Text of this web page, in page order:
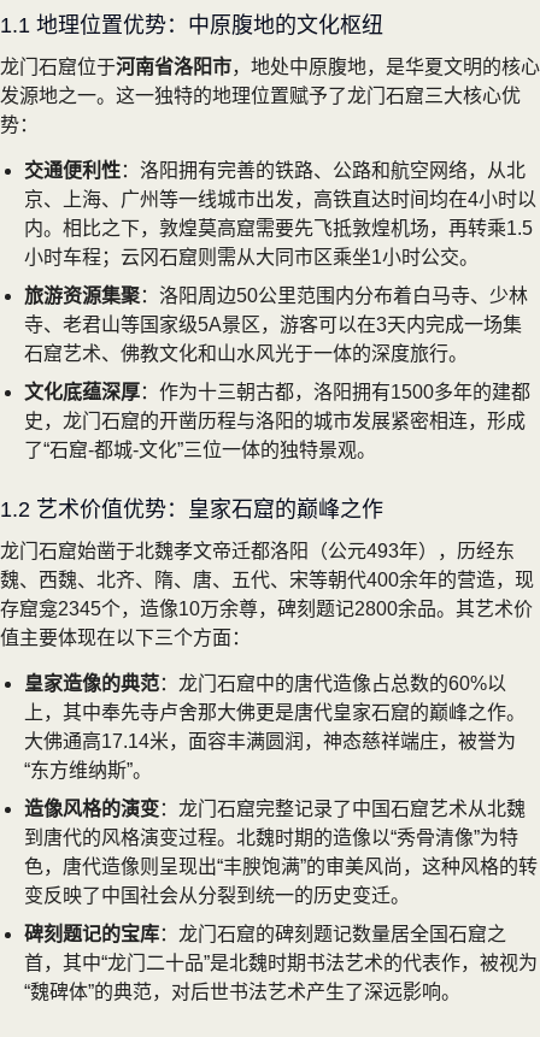
1.1 地理位置优势：中原腹地的文化枢纽
龙门石窟位于河南省洛阳市，地处中原腹地，是华夏文明的核心
发源地之一。这一独特的地理位置赋予了龙门石窟三大核心优
势：
交通便利性：洛阳拥有完善的铁路、公路和航空网络，从北
京、上海、广州等一线城市出发，高铁直达时间均在4小时以
内。相比之下，敦煌莫高窟需要先飞抵敦煌机场，再转乘1.5
小时车程；云冈石窟则需从大同市区乘坐1小时公交。
旅游资源集聚：洛阳周边50公里范围内分布着白马寺、少林
寺、老君山等国家级5A景区，游客可以在3天内完成一场集
石窟艺术、佛教文化和山水风光于一体的深度旅行。
文化底蕴深厚：作为十三朝古都，洛阳拥有1500多年的建都
史，龙门石窟的开凿历程与洛阳的城市发展紧密相连，形成
了“石窟-都城-文化”三位一体的独特景观。
1.2 艺术价值优势：皇家石窟的巅峰之作
龙门石窟始凿于北魏孝文帝迁都洛阳（公元493年），历经东
魏、西魏、北齐、隋、唐、五代、宋等朝代400余年的营造，现
存窟龛2345个，造像10万余尊，碑刻题记2800余品。其艺术价
值主要体现在以下三个方面：
皇家造像的典范：龙门石窟中的唐代造像占总数的60%以
上，其中奉先寺卢舍那大佛更是唐代皇家石窟的巅峰之作。
大佛通高17.14米，面容丰满圆润，神态慈祥端庄，被誉为
“东方维纳斯”。
造像风格的演变：龙门石窟完整记录了中国石窟艺术从北魏
到唐代的风格演变过程。北魏时期的造像以“秀骨清像”为特
色，唐代造像则呈现出“丰腴饱满”的审美风尚，这种风格的转
变反映了中国社会从分裂到统一的历史变迁。
碑刻题记的宝库：龙门石窟的碑刻题记数量居全国石窟之
首，其中“龙门二十品”是北魏时期书法艺术的代表作，被视为
“魏碑体”的典范，对后世书法艺术产生了深远影响。